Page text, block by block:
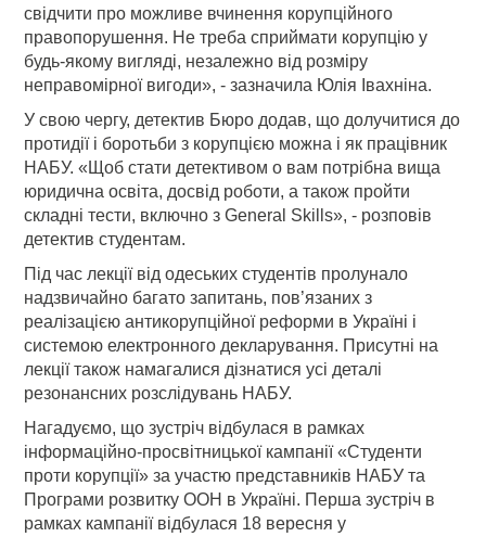
свідчити про можливе вчинення корупційного
правопорушення. Не треба сприймати корупцію у
будь-якому вигляді, незалежно від розміру
неправомірної вигоди», - зазначила Юлія Івахніна.
У свою чергу, детектив Бюро додав, що долучитися до
протидії і боротьби з корупцією можна і як працівник
НАБУ. «Щоб стати детективом о вам потрібна вища
юридична освіта, досвід роботи, а також пройти
складні тести, включно з General Skills», - розповів
детектив студентам.
Під час лекції від одеських студентів пролунало
надзвичайно багато запитань, пов’язаних з
реалізацією антикорупційної реформи в Україні і
системою електронного декларування. Присутні на
лекції також намагалися дізнатися усі деталі
резонансних розслідувань НАБУ.
Нагадуємо, що зустріч відбулася в рамках
інформаційно-просвітницької кампанії «Студенти
проти корупції» за участю представників НАБУ та
Програми розвитку ООН в Україні. Перша зустріч в
рамках кампанії відбулася 18 вересня у